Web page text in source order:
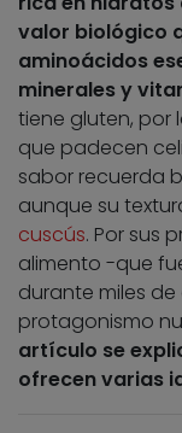
valor biológico
aminoácidos
minerales y
tiene gluten, por
que padecen
sabor recuerda
aunque su
cuscús. Por sus
alimento -que
durante miles
protagonismo
artículo se
ofrecen varias